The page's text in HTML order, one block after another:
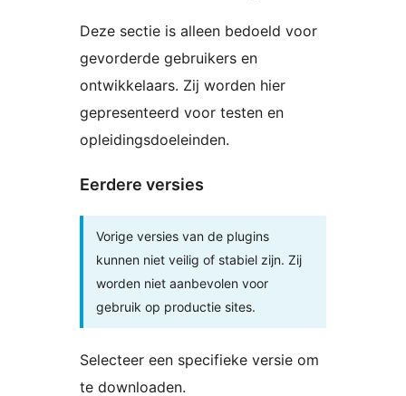
Deze sectie is alleen bedoeld voor
gevorderde gebruikers en
ontwikkelaars. Zij worden hier
gepresenteerd voor testen en
opleidingsdoeleinden.
Eerdere versies
Vorige versies van de plugins
kunnen niet veilig of stabiel zijn. Zij
worden niet aanbevolen voor
gebruik op productie sites.
Selecteer een specifieke versie om
te downloaden.